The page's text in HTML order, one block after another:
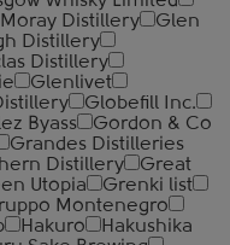
Distillery
Glen
Distillery
Distillery
Glenlivet
Globefill Inc.
Byass
Gordon & Co
Grandes Distilleries
Distillery
Great
Utopia
Grenki list
Montenegro
Hakuro
Hakushika